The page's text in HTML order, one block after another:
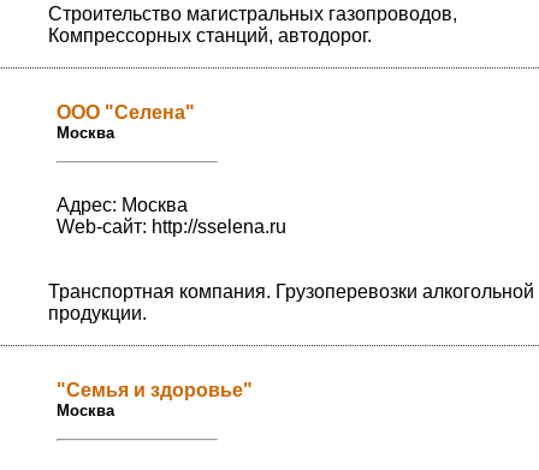
Строительство магистральных газопроводов,
Компрессорных станций, автодорог.
ООО "Селена"
Москва
Адрес: Москва
Web-сайт: http://sselena.ru
Транспортная компания. Грузоперевозки алкогольной
продукции.
"Семья и здоровье"
Москва